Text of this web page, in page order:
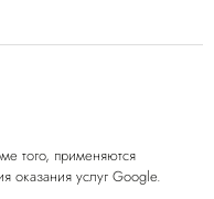
того, применяются
оказания услуг Google.